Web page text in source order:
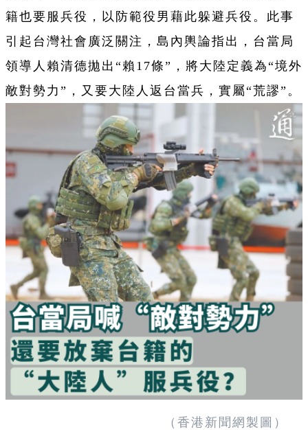
籍也要服兵役，以防範役男藉此躲避兵役。此事
引起台灣社會廣泛關注，島內輿論指出，台當局
領導人賴清德拋出“賴17條”，將大陸定義為“境外
敵對勢力”，又要大陸人返台當兵，實屬“荒謬”。
（香港新聞網製圖）